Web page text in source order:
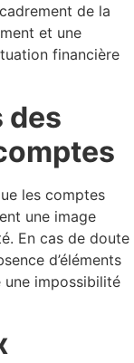
de la
et une
financière
des
les comptes
une image
En cas de doute
d’éléments
impossibilité